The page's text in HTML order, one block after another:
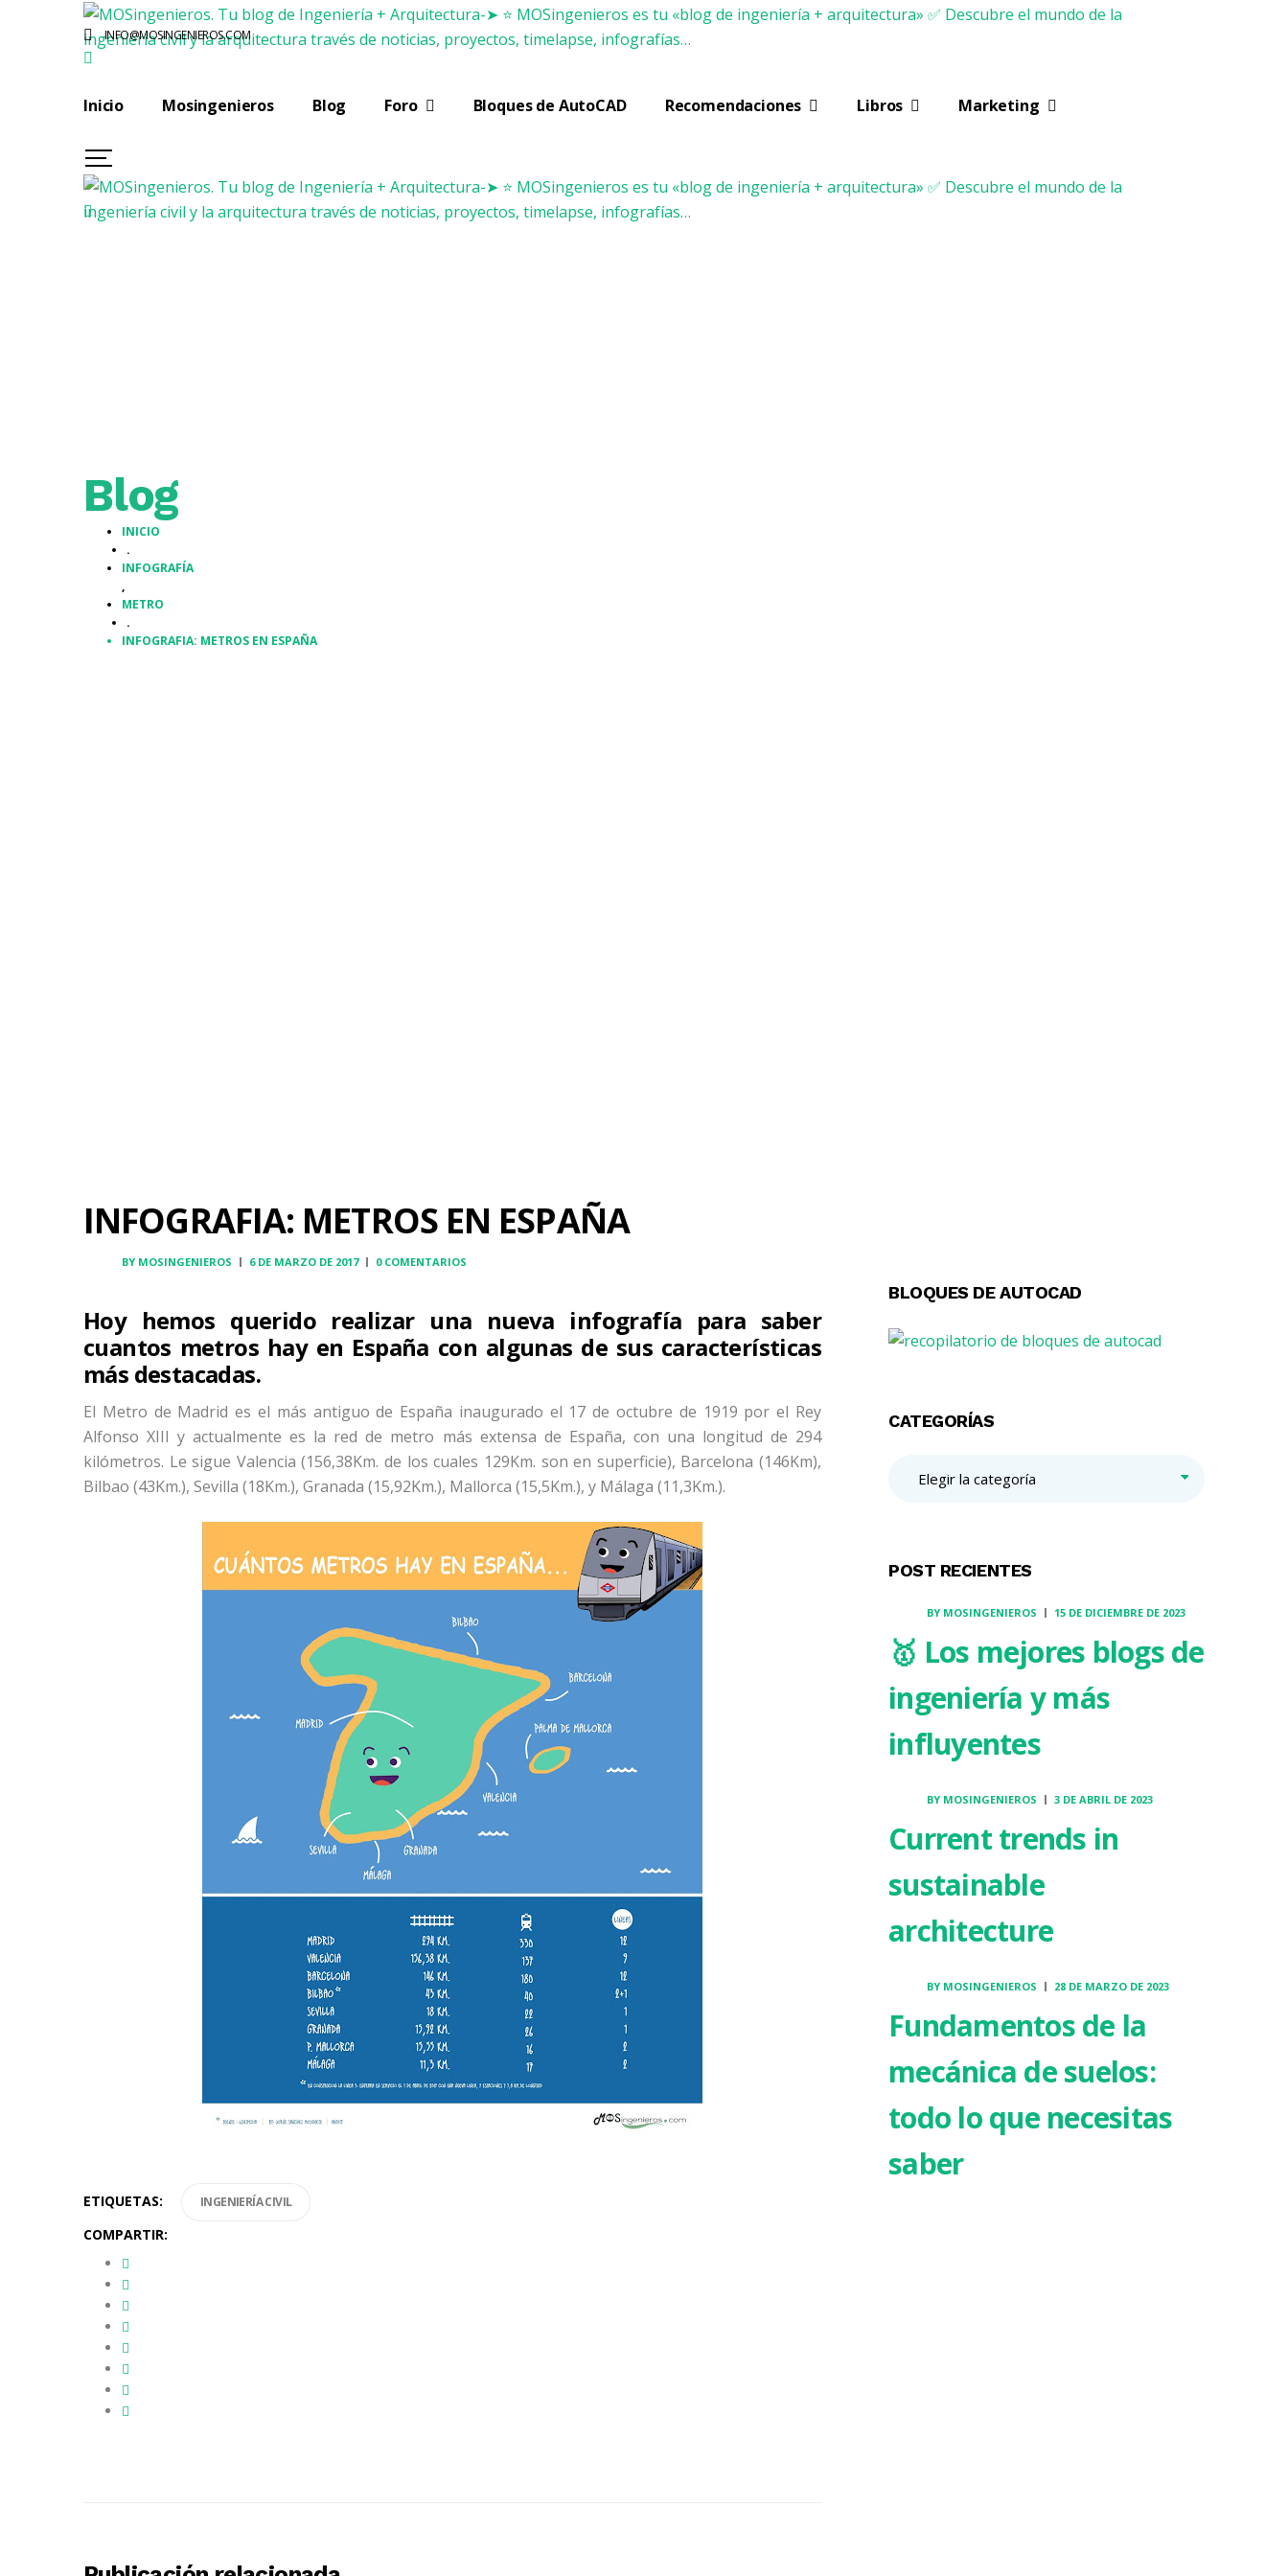
INFO@MOSINGENIEROS.COM
Inicio Mosingenieros Blog Foro Bloques de AutoCAD Recomendaciones Libros Marketing
Blog
INICIO
.
INFOGRAFÍA
,
METRO
.
INFOGRAFIA: METROS EN ESPAÑA
INFOGRAFIA: METROS EN ESPAÑA
BY MOSINGENIEROS 6 DE MARZO DE 2017 0 COMENTARIOS
Hoy hemos querido realizar una nueva infografía para saber
cuantos metros hay en España con algunas de sus características
más destacadas.
El Metro de Madrid es el más antiguo de España inaugurado el 17 de octubre de 1919 por el Rey
Alfonso XIII y actualmente es la red de metro más extensa de España, con una longitud de 294
kilómetros. Le sigue Valencia (156,38Km. de los cuales 129Km. son en superficie), Barcelona (146Km),
Bilbao (43Km.), Sevilla (18Km.), Granada (15,92Km.), Mallorca (15,5Km.), y Málaga (11,3Km.).
ETIQUETAS: INGENIERÍA CIVIL
COMPARTIR:
BLOQUES DE AUTOCAD
CATEGORÍAS
POST RECIENTES
BY MOSINGENIEROS 15 DE DICIEMBRE DE 2023
🥇 Los mejores blogs de
ingeniería y más
influyentes
BY MOSINGENIEROS 3 DE ABRIL DE 2023
Current trends in
sustainable
architecture
BY MOSINGENIEROS 28 DE MARZO DE 2023
Fundamentos de la
mecánica de suelos:
todo lo que necesitas
saber